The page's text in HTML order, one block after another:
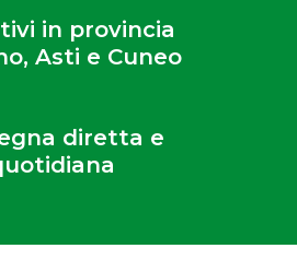
in provincia
Asti e Cuneo
diretta e